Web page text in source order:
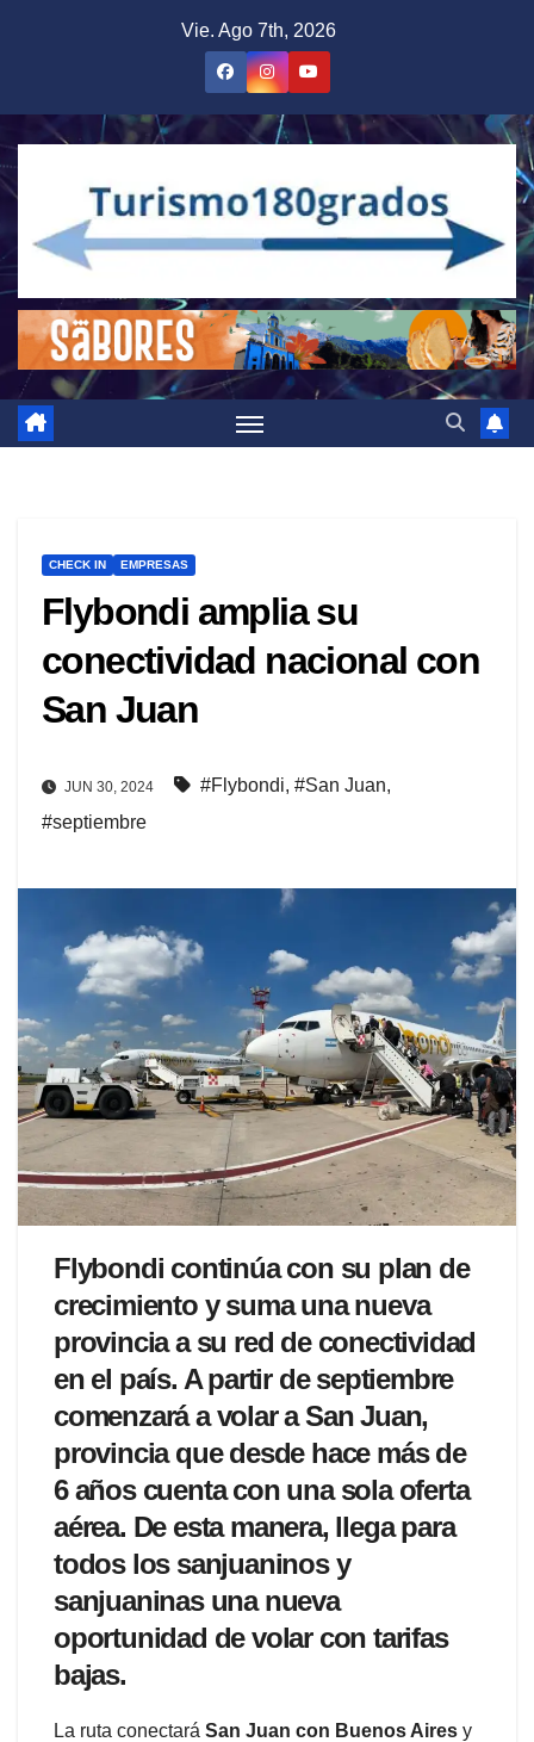
Vie. Ago 7th, 2026
CHECK IN EMPRESAS
Flybondi amplia su
conectividad nacional con
San Juan
JUN 30, 2024 #Flybondi, #San Juan,
#septiembre
Flybondi continúa con su plan de
crecimiento y suma una nueva
provincia a su red de conectividad
en el país. A partir de septiembre
comenzará a volar a San Juan,
provincia que desde hace más de
6 años cuenta con una sola oferta
aérea. De esta manera, llega para
todos los sanjuaninos y
sanjuaninas una nueva
oportunidad de volar con tarifas
bajas.
La ruta conectará San Juan con Buenos Aires y